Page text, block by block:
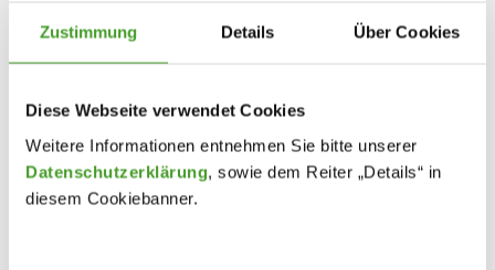
Zustimmung Details Über Cookies
Diese Webseite verwendet Cookies
Weitere Informationen entnehmen Sie bitte unserer
Datenschutzerklärung, sowie dem Reiter „Details“ in
diesem Cookiebanner.